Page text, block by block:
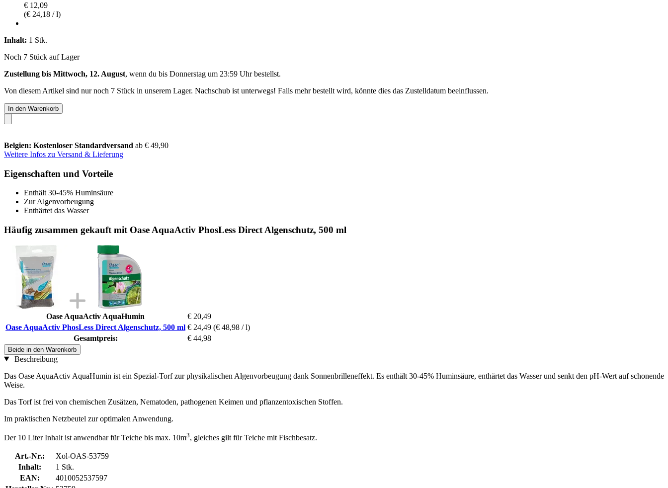
€ 12,09
(€ 24,18 / l)
Inhalt: 1 Stk.
Noch 7 Stück auf Lager
Zustellung bis Mittwoch, 12. August, wenn du bis Donnerstag um 23:59 Uhrbestellst.
Von diesem Artikel sind nur noch 7 Stück in unserem Lager. Nachschub ist unterwegs! Falls mehr bestellt wird, könnte dies das Zustelldatum beeinflussen.
In den Warenkorb
Belgien: Kostenloser Standardversand ab € 49,90
Weitere Infos zu Versand & Lieferung
Eigenschaften und Vorteile
Enthält 30-45% Huminsäure
Zur Algenvorbeugung
Enthärtet das Wasser
Häufig zusammen gekauft mit Oase AquaActiv PhosLess Direct Algenschutz, 500 ml
Oase AquaActiv AquaHumin
€ 20,49
Oase AquaActiv PhosLess Direct Algenschutz, 500 ml € 24,49 (€ 48,98 / l)
Gesamtpreis:
€ 44,98
Beide in den Warenkorb
Beschreibung
Das Oase AquaActiv AquaHumin ist ein Spezial-Torf zur physikalischen Algenvorbeugung dank Sonnenbrilleneffekt. Es enthält 30-45% Huminsäure, enthärtet das Wasser und senkt den pH-Wert auf schonende
Weise.
Das Torf ist frei von chemischen Zusätzen, Nematoden, pathogenen Keimen und pflanzentoxischen Stoffen.
Im praktischen Netzbeutel zur optimalen Anwendung.
Der 10 Liter Inhalt ist anwendbar für Teiche bis max. 10m3, gleiches gilt für Teiche mit Fischbesatz.
Art.-Nr.:
Xol-OAS-53759
Inhalt:
1 Stk.
EAN:
4010052537597